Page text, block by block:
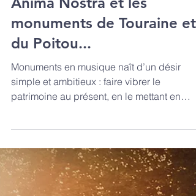
Christopher Gibert et
Benoît Grécourt présentent
MONUMENTS EN
MUSIQUE : Une aventure
humaine et musicale entre
monuments de Touraine et
du Poitou...
Monuments en musique naît d’un désir
simple et ambitieux : faire vibrer le